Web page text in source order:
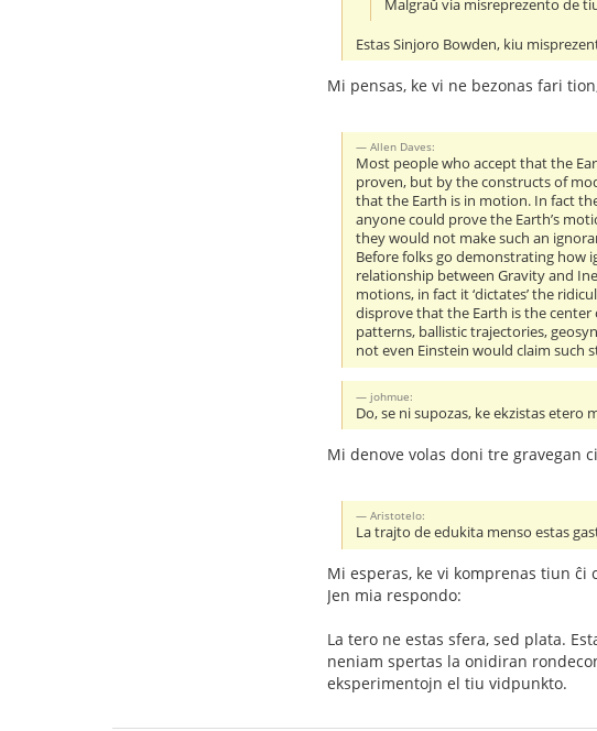
Malgraŭ via misreprezento de
Estas Sinjoro Bowden, kiu
Mi pensas, ke vi ne bezonas fari
Allen Daves:
Most people who accept that the
proven, but by the constructs of
that the Earth is in motion. In fact
anyone could prove the Earth’s
they would not make such an
Before folks go demonstrating how
relationship between Gravity and
motions, in fact it ‘dictates’ the
disprove that the Earth is the
patterns, ballistic trajectories,
not even Einstein would claim such
johmue:
Do, se ni supozas, ke ekzistas
Mi denove volas doni tre gravegan
Aristotelo:
La trajto de edukita menso estas
Mi esperas, ke vi komprenas tiun
Jen mia respondo:
La tero ne estas sfera, sed plata.
neniam spertas la onidiran
eksperimentojn el tiu vidpunkto.